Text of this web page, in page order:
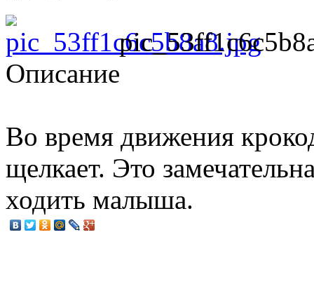
Описание
Во время движения
щелкает. Это
ходить малыша.